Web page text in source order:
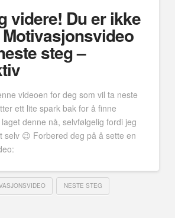
videre! Du er ikke
steg –
videoen for deg som vil ta neste
ett lite spark bak for å finne
denne nå, selvfølgelig fordi jeg
selv 😉 Forbered deg på å sette en
NESTE STEG